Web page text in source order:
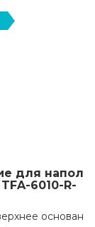
для
6010-R-